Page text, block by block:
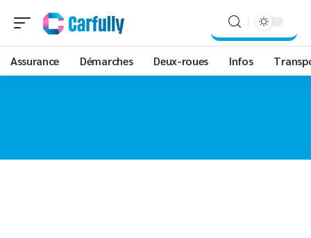
Assurance Démarches Deux-roues Infos